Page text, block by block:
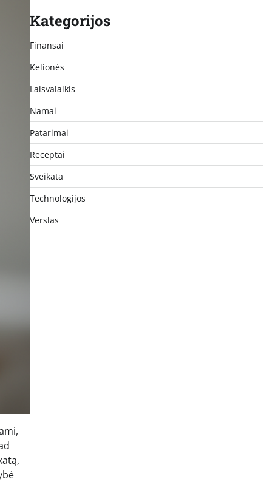
Kategorijos
Finansai
Kelionės
Laisvalaikis
Namai
Patarimai
Receptai
Sveikata
Technologijos
Verslas